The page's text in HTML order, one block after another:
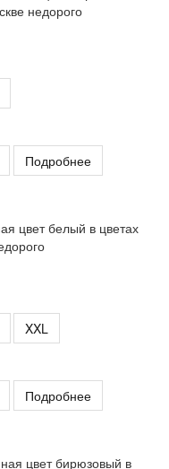
Подробнее
XXL
Подробнее